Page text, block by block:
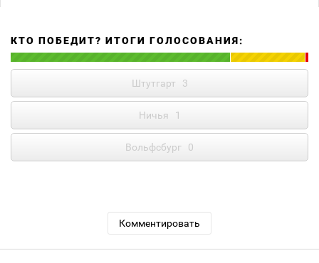
КТО ПОБЕДИТ? ИТОГИ ГОЛОСОВАНИЯ:
Штутгарт 3
Ничья 1
Вольфсбург 0
Комментировать